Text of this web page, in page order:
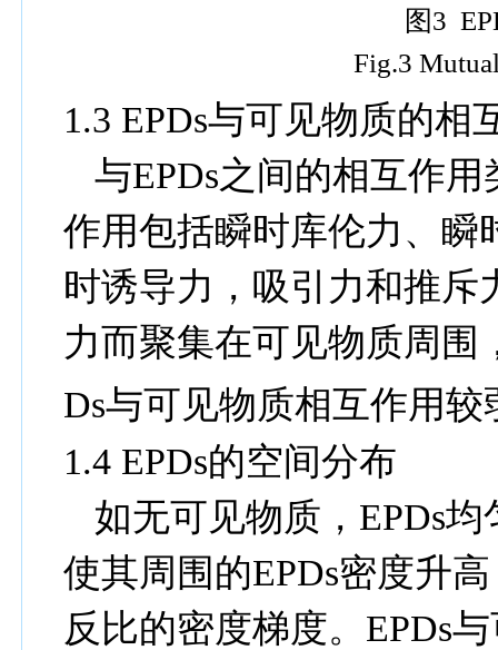
图3
Fig.3
1.3 EPDs与可见物质的相
与EPDs之间的相互作用
作用包括瞬时库伦力、瞬
时诱导力，吸引力和推斥
力而聚集在可见物质周
Ds与可见物质相互作用
1.4 EPDs的空间分布
如无可见物质， EPDs均
使其周围的EPDs密度升
反比的密度梯度。 EPDs